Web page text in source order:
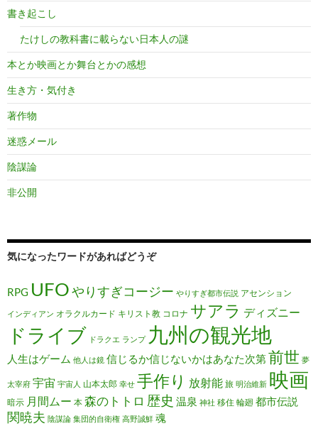
書き起こし
たけしの教科書に載らない日本人の謎
本とか映画とか舞台とかの感想
生き方・気付き
著作物
迷惑メール
陰謀論
非公開
気になったワードがあればどうぞ
RPG UFOやりすぎコージー やりすぎ都市伝説 アセンション
インディアン オラクルカード キリスト教 コロナ サアラ ディズニー
ドライブ ドラクエ ランプ 九州の観光地
人生はゲーム 他人は鏡 信じるか信じないかはあなた次第前世 夢
太宰府 宇宙 宇宙人 山本太郎 幸せ 手作り 放射能 旅 明治維新 映画
暗示 月間ムー 本 森のトトロ 歴史 温泉 神社 移住 輪廻 都市伝説
関暁夫 陰謀論 集団的自衛権 高野誠鮮 魂